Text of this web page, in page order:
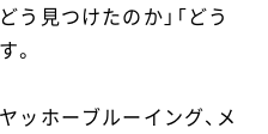
う見つけたのか」「どう
。
ッホーブルーイング、メ